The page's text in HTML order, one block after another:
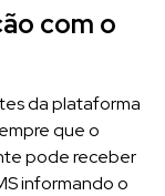
com o
da plataforma
que o
pode receber
informando o